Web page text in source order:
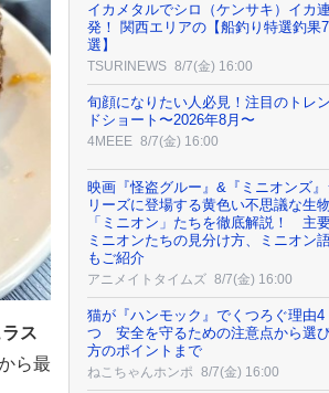
ス
ら最
イカメタルでシロ（ケンサキ）イカ連
発！ 関西エリアの【船釣り特選釣果7
選】
TSURINEWS 8/7(金) 16:00
旬顔になりたい人必見！注目のトレン
ドショート〜2026年8月〜
4MEEE 8/7(金) 16:00
映画『怪盗グルー』&『ミニオンズ』
リーズに登場する黄色い不思議な生物
「ミニオン」たちを徹底解説！ 主
ミニオンたちの見分け方、ミニオン
もご紹介
アニメイトタイムズ 8/7(金) 16:00
猫が『ハンモック』でくつろぐ理由4
つ 安全を守るための注意点から選
方のポイントまで
ねこちゃんホンポ 8/7(金) 16:00